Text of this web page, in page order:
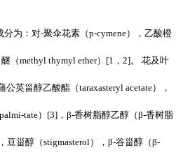
为：对-聚伞花素（p-cymene），乙酸橙
（methyl thymyl ether）[1，2]。 花及叶
英甾醇乙酸酯（taraxasteryl acetate），
tate）[3]，β-香树脂醇乙醇（β-香树脂
豆甾醇（stigmasterol），β-谷甾醇（β-